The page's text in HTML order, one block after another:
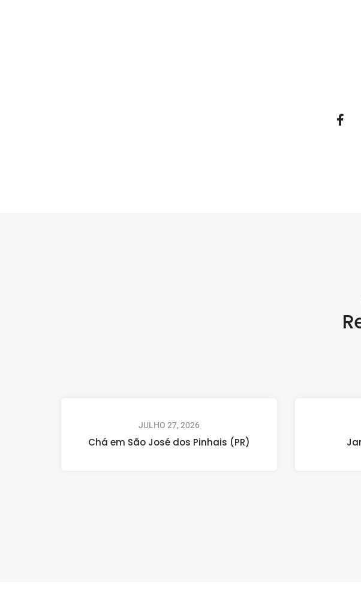
JULHO 27, 2026
Chá em São José dos Pinhais (PR)